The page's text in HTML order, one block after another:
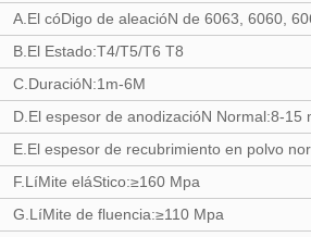
A.El cóDigo de aleacióN de 6063, 6060,
B.El Estado:T4/T5/T6 T8
C.DuracióN:1m-6M
D.El espesor de anodizacióN Normal:8-15
E.El espesor de recubrimiento en polvo
F.LíMite eláStico:≥160 Mpa
G.LíMite de fluencia:≥110 Mpa